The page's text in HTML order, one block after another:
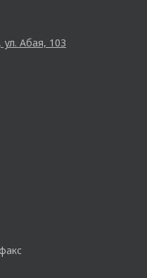
Абая, 103